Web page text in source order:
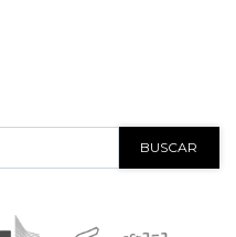
BUSCAR